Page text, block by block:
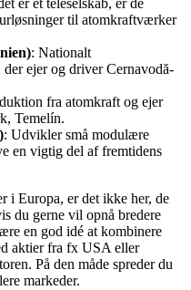
er et teleselskab, er de
til atomkraftværker
: Nationalt
ejer og driver Cernavodă-
fra atomkraft og ejer
Temelín.
: Udvikler små modulære
en vigtig del af fremtidens
i Europa, er det ikke her, de
du gerne vil opnå bredere
en god idé at kombinere
aktier fra fx USA eller
På den måde spreder du
markeder.